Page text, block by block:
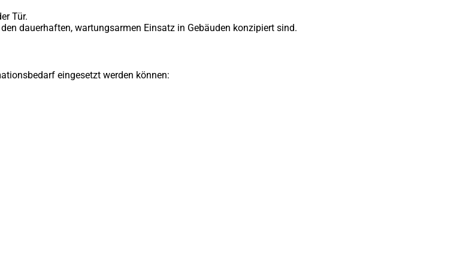
Tür.
dauerhaften, wartungsarmen Einsatz in Gebäuden konzipiert sind.
eingesetzt werden können: